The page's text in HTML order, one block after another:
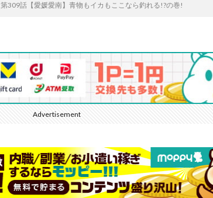
第309話【愛媛愛南】青物もイカもここなら釣れる!?の巻!
Advertisement